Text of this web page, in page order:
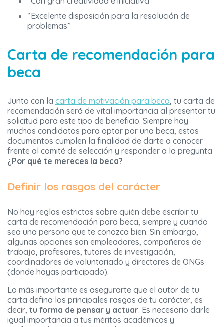
“Excelente disposición para la resolución de
problemas”
Carta de recomendación para
beca
Junto con la carta de motivación para beca, tu carta de
recomendación será de vital importancia al presentar tu
solicitud para este tipo de beneficio. Siempre hay
muchos candidatos para optar por una beca, estos
documentos cumplen la finalidad de darte a conocer
frente al comité de selección y responder a la pregunta
¿Por qué te mereces la beca?
Definir los rasgos del carácter
No hay reglas estrictas sobre quién debe escribir tu
carta de recomendación para beca, siempre y cuando
sea una persona que te conozca bien. Sin embargo,
algunas opciones son empleadores, compañeros de
trabajo, profesores, tutores de investigación,
coordinadores de voluntariado y directores de ONGs
(donde hayas participado).
Lo más importante es asegurarte que el autor de tu
carta defina los principales rasgos de tu carácter, es
decir, tu forma de pensar y actuar. Es necesario darle
igual importancia a tus méritos académicos y